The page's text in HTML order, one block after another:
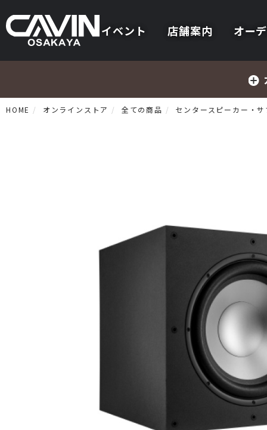
イベント 店舗案内 オー
ネットワークプレーヤー・D/Aコンバーター
HOME オンラインストア 全ての商品 センタースピーカー・